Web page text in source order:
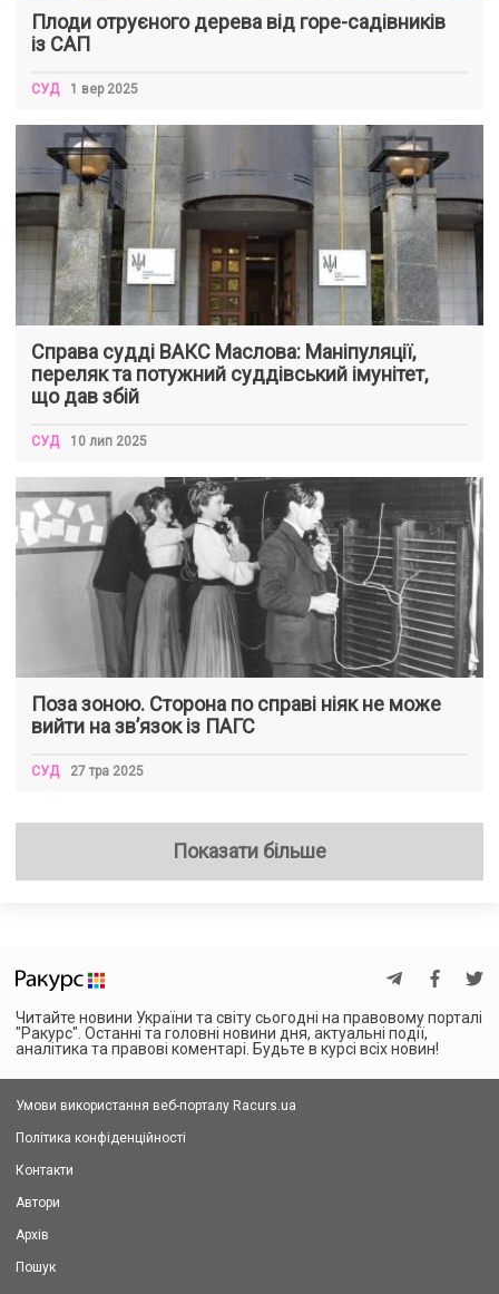
Плоди отруєного дерева від горе-садівників
із САП
СУД 1 вер 2025
Справа судді ВАКС Маслова: Маніпуляції,
переляк та потужний суддівський імунітет,
що дав збій
СУД 10 лип 2025
Поза зоною. Сторона по справі ніяк не може
вийти на зв’язок із ПАГС
СУД 27 тра 2025
Показати більше
Читайте новини України та світу сьогодні на правовому порталі
"Ракурс". Останні та головні новини дня, актуальні події,
аналітика та правові коментарі. Будьте в курсі всіх новин!
Умови використання веб-порталу Racurs.ua
Політика конфіденційності
Контакти
Автори
Архів
Пошук